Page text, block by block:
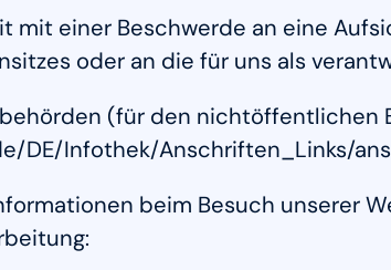
mit einer Beschwerde an eine
oder an die für uns als
(für den nichtöffentlichen
DE/Infothek/Anschriften_Links/
beim Besuch unserer